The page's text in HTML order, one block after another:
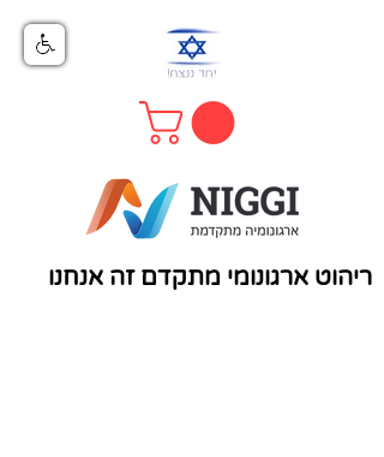
ריהוט ארגונומי מתקדם זה אנחנו